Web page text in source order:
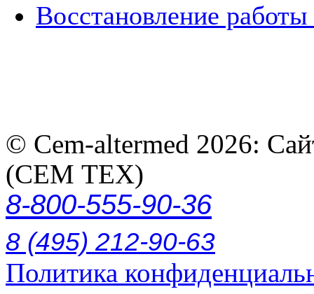
Восстановление
© Cem-altermed 2026:
(СЕМ ТЕХ)
8-800-555-90-36
8 (495) 212-90-63
Политика